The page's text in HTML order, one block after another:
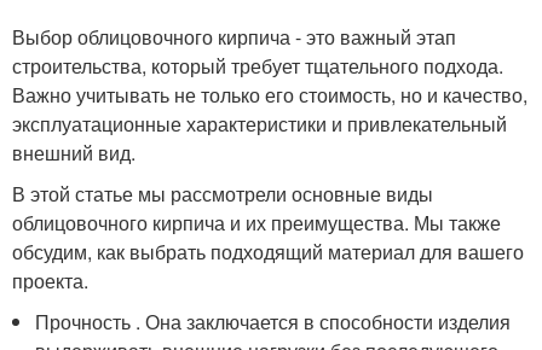
Выбор облицовочного кирпича - это важный этап
строительства, который требует тщательного подхода.
Важно учитывать не только его стоимость, но и качество,
эксплуатационные характеристики и привлекательный
внешний вид.
В этой статье мы рассмотрели основные виды
облицовочного кирпича и их преимущества. Мы также
обсудим, как выбрать подходящий материал для вашего
проекта.
Прочность . Она заключается в способности изделия